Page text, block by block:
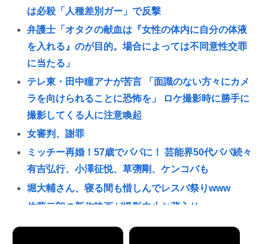
は必殺「人種差別ガー」で反撃
弁護士「オタクの献血は『女性の体内に自分の体液
を入れる』のが目的。場合によっては不同意性交罪
に当たる」
テレ東・田中瞳アナが苦言 「面識のない方々にカメ
ラを向けられることに恐怖を」 ロケ撮影時に勝手に
撮影してくる人に注意喚起
女審判、謝罪
ミッチー再婚！57歳でパパに！ 芸能界50代パパ続々
有吉弘行、小澤征悦、草彅剛、ケンコバも
堀大輔さん、寝る間も惜しんでレスバ祭りwww
佐藤二朗の新作映画が撮影中止お蔵入りwww
2mの奴に身長170cmが勝てる可能性が一番高い格闘